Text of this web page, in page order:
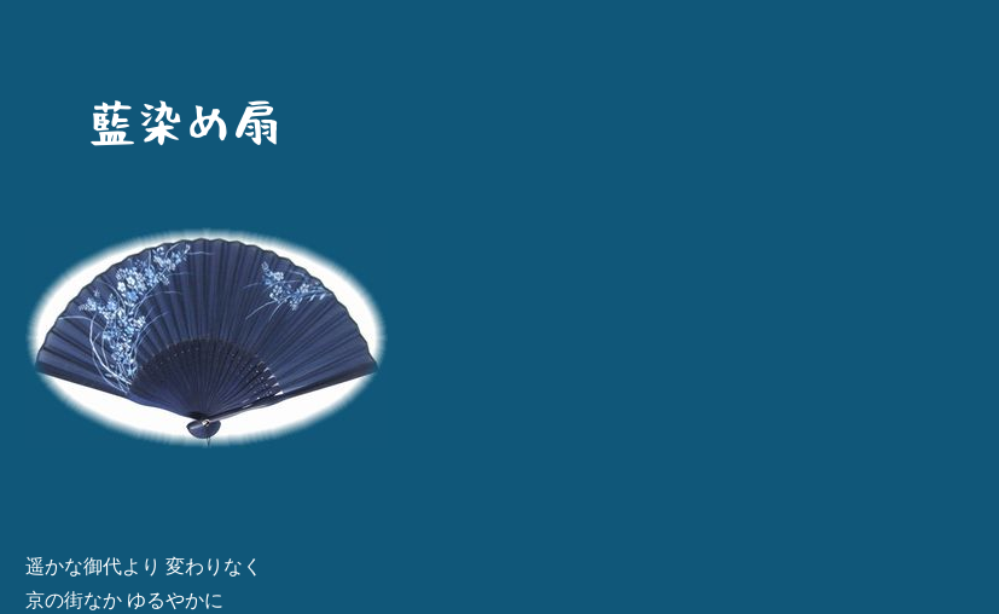
遥かな御代より 変わりなく
京の街なか ゆるやかに